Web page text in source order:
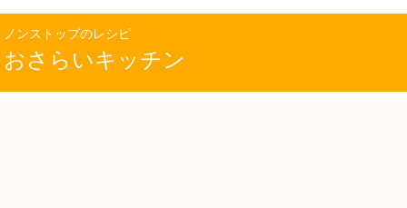
ノンストップのレシピ
おさらいキッチン